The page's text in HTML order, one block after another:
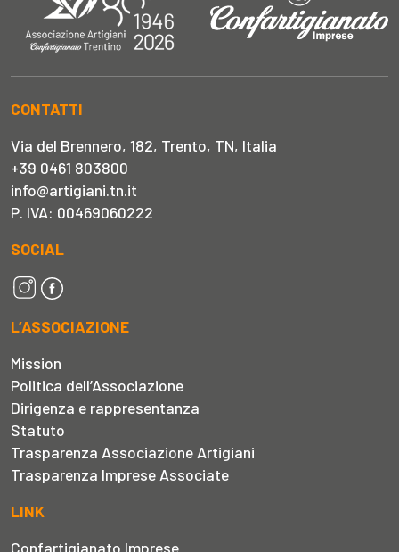
CONTATTI
Via del Brennero, 182, Trento, TN, Italia
+39 0461 803800
info@artigiani.tn.it
P. IVA: 00469060222
SOCIAL
L’ASSOCIAZIONE
Mission
Politica dell’Associazione
Dirigenza e rappresentanza
Statuto
Trasparenza Associazione Artigiani
Trasparenza Imprese Associate
LINK
Confartigianato Imprese